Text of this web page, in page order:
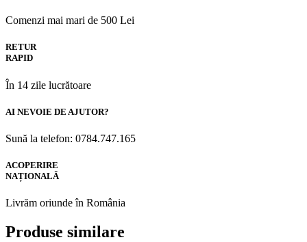
Comenzi mai mari de 500 Lei
RETUR
RAPID
În 14 zile lucrătoare
AI NEVOIE DE AJUTOR?
Sună la telefon: 0784.747.165
ACOPERIRE
NAȚIONALĂ
Livrăm oriunde în România
Produse similare